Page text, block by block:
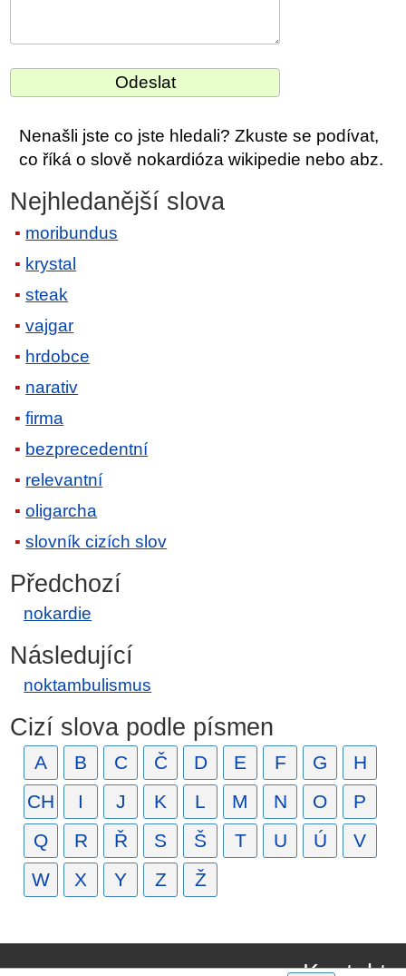
Nenašli jste co jste hledali? Zkuste se podívat,
co říká o slově nokardióza wikipedie nebo abz.
Nejhledanější slova
moribundus
krystal
steak
vajgar
hrdobce
narativ
firma
bezprecedentní
relevantní
oligarcha
slovník cizích slov
Předchozí
nokardie
Následující
noktambulismus
Cizí slova podle písmen
A B C Č D E F G
H
CH
I J K L M N O
P
Q
R Ř S Š T U Ú
V
W
X Y Z Ž